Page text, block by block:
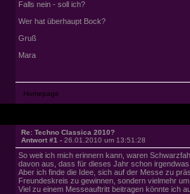
Falls nein - soll ich?
Wer hat überhaupt Bock?
Gruß
Mara
Re: Techno Classica 2010?
Antwort #1 - 26.01.2010 um 13:51:28
So weit ich mich erinnern kann, waren
davon aus, dass für dieses Jahr schon irgendwas
Aber ich finde die Idee, sich auf der Messe zu
Freundeskreis zu gewinnen, sondern vielmehr
Viel zu einem Messeauftritt beitragen könnte ich